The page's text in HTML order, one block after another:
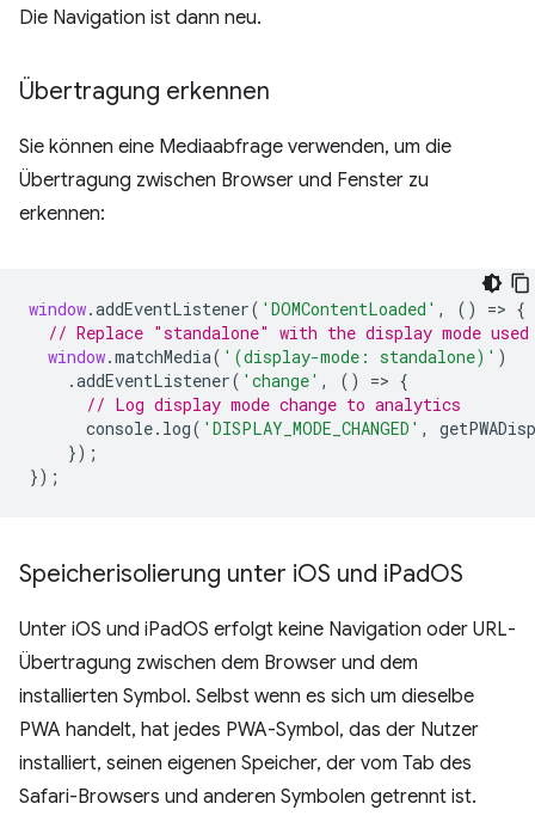
Die Navigation ist dann neu.
Übertragung erkennen
Sie können eine Mediaabfrage verwenden, um die
Übertragung zwischen Browser und Fenster zu
erkennen:
window.addEventListener( 'DOMContentLoaded' , () => {
// Replace "standalone" with the display mode
window.matchMedia( '(display-mode: standalone)' )
.addEventListener( 'change' , () => {
// Log display mode change to analytics
console. log( 'DISPLAY_MODE_CHANGED' ,
});
});
Speicherisolierung unter iOS und iPadOS
Unter iOS und iPadOS erfolgt keine Navigation oder URL-
Übertragung zwischen dem Browser und dem
installierten Symbol. Selbst wenn es sich um dieselbe
PWA handelt, hat jedes PWA-Symbol, das der Nutzer
installiert, seinen eigenen Speicher, der vom Tab des
Safari-Browsers und anderen Symbolen getrennt ist.